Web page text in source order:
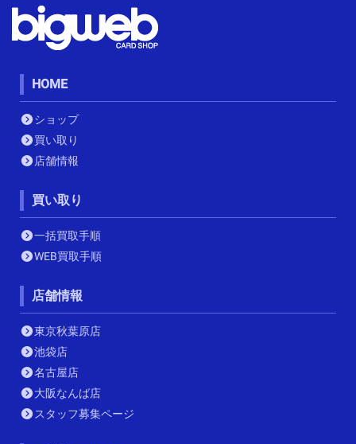
HOME
ショップ
買い取り
店舗情報
買い取り
一括買取手順
WEB買取手順
店舗情報
東京秋葉原店
池袋店
名古屋店
大阪なんば店
スタッフ募集ページ